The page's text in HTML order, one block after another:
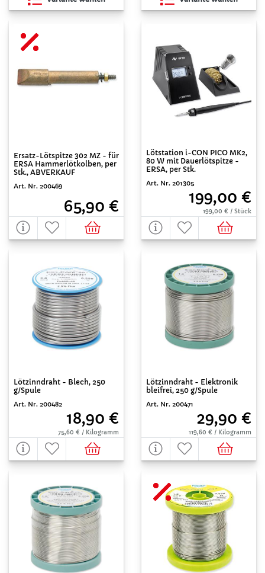
Ersatz-Lötspitze 302 MZ - für
ERSA Hammerlötkolben, per
Stk., ABVERKAUF
Art. Nr. 200469
65,90 €
Lötstation i-CON PICO MK2,
80 W mit Dauerlötspitze -
ERSA, per Stk.
Art. Nr. 201305
199,00 €
199,00 € / Stück
Lötzinndraht - Blech, 250
g/Spule
Art. Nr. 200482
18,90 €
75,60 € / Kilogramm
Lötzinndraht - Elektronik
bleifrei, 250 g/Spule
Art. Nr. 200471
29,90 €
119,60 € / Kilogramm